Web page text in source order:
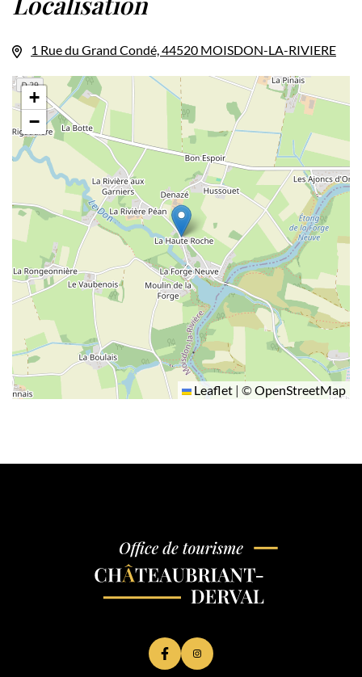
1 Rue du Grand Condé, 44520 MOISDON-LA-RIVIERE
+
−
Leaflet | ©OpenStreetMap
Lien vers le compte Facebook
Lien vers le compte Instagram